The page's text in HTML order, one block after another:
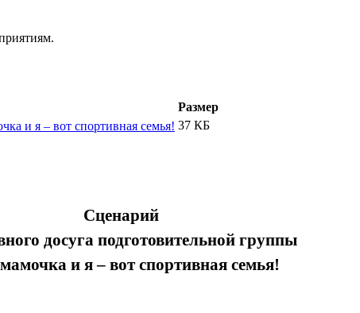
Размер
и я – вот спортивная семья! 37 КБ
Сценарий
досуга подготовительной группы
и я – вот спортивная семья!